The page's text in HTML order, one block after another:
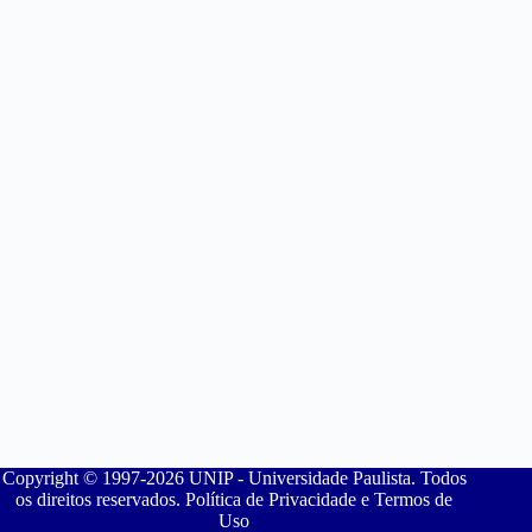
Copyright © 1997-2026 UNIP - Universidade Paulista. Todos
os direitos reservados. Política de Privacidade e Termos de
Uso